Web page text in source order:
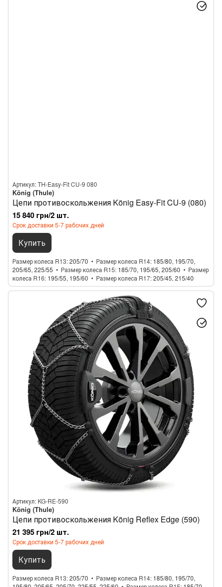
Артикул: TH-Easy-Fit CU-9 080
König (Thule)
Цепи противоскольжения König Easy-Fit CU-9 (080)
15 840 грн/2 шт.
Срок доставки 5-7 рабочих дней
Купить
Размер колеса R13 205/70 Размер колеса R14 185/80, 195/70,
205/65, 225/55
Размер колеса R15 185/70, 195/65, 205/60
Размер
колеса R16 195/55, 195/60 Размер колеса R17 205/45, 215/40
Артикул: KG-RE-590
König (Thule)
Цепи противоскольжения König Reflex Edge (590)
21 395 грн/2 шт.
Срок доставки 5-7 рабочих дней
Купить
Размер колеса R13 205/70 Размер колеса R14 185/80, 195/70,